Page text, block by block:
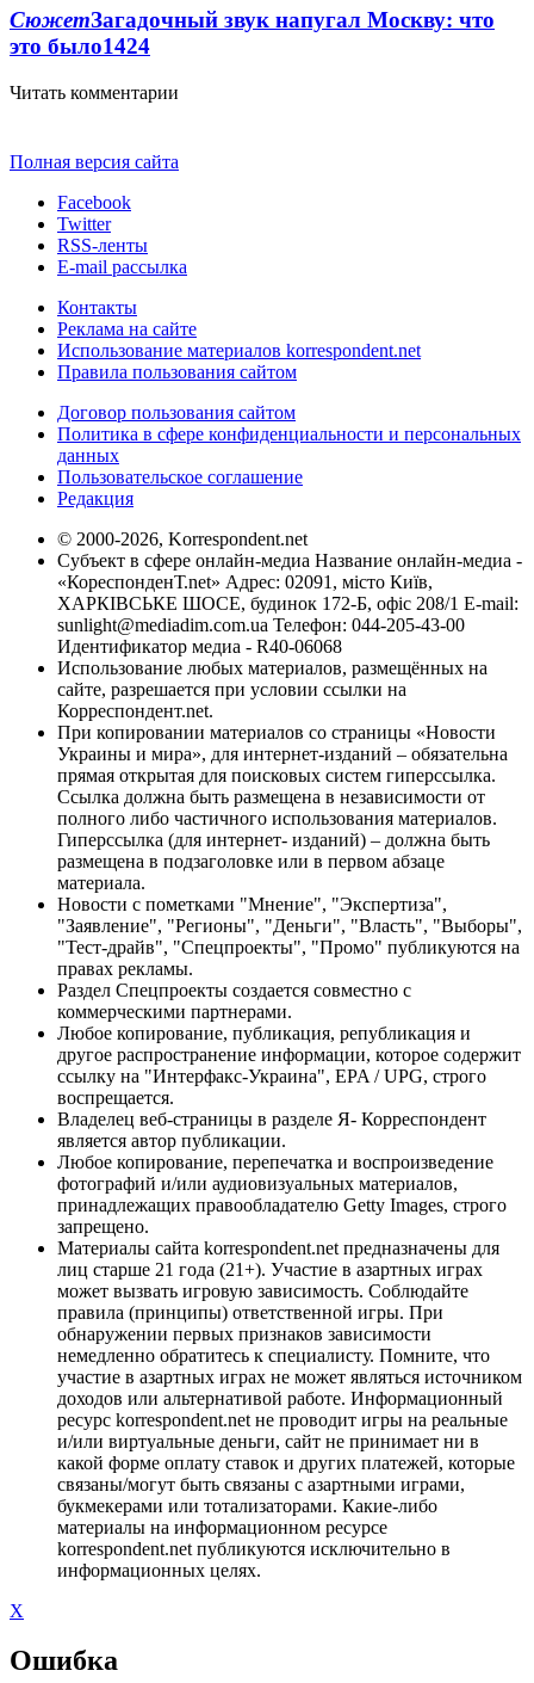
СюжетЗагадочный звук напугал Москву: что
это было1424
Читать комментарии
Полная версия сайта
Facebook
Twitter
RSS-ленты
E-mail рассылка
Контакты
Реклама на сайте
Использование материалов korrespondent.net
Правила пользования сайтом
Договор пользования сайтом
Политика в сфере конфиденциальности и персональных
данных
Пользовательское соглашение
Редакция
© 2000-2026, Korrespondent.net
Субъект в сфере онлайн-медиа Название онлайн-медиа -
«КореспонденТ.net» Адрес: 02091, місто Київ,
ХАРКІВСЬКЕ ШОСЕ, будинок 172-Б, офіс 208/1 E-mail:
sunlight@mediadim.com.ua Телефон: 044-205-43-00
Идентификатор медиа - R40-06068
Использование любых материалов, размещённых на
сайте, разрешается при условии ссылки на
Корреспондент.net.
При копировании материалов со страницы «Новости
Украины и мира», для интернет-изданий – обязательна
прямая открытая для поисковых систем гиперссылка.
Ссылка должна быть размещена в независимости от
полного либо частичного использования материалов.
Гиперссылка (для интернет- изданий) – должна быть
размещена в подзаголовке или в первом абзаце
материала.
Новости с пометками "Мнение", "Экспертиза",
"Заявление", "Регионы", "Деньги", "Власть", "Выборы",
"Тест-драйв", "Спецпроекты", "Промо" публикуются на
правах рекламы.
Раздел Спецпроекты создается совместно с
коммерческими партнерами.
Любое копирование, публикация, републикация и
другое распространение информации, которое содержит
ссылку на "Интерфакс-Украина", EPA / UPG, строго
воспрещается.
Владелец веб-страницы в разделе Я- Корреспондент
является автор публикации.
Любое копирование, перепечатка и воспроизведение
фотографий и/или аудиовизуальных материалов,
принадлежащих правообладателю Getty Images, строго
запрещено.
Материалы сайта korrespondent.net предназначены для
лиц старше 21 года (21+). Участие в азартных играх
может вызвать игровую зависимость. Соблюдайте
правила (принципы) ответственной игры. При
обнаружении первых признаков зависимости
немедленно обратитесь к специалисту. Помните, что
участие в азартных играх не может являться источником
доходов или альтернативой работе. Информационный
ресурс korrespondent.net не проводит игры на реальные
и/или виртуальные деньги, сайт не принимает ни в
какой форме оплату ставок и других платежей, которые
связаны/могут быть связаны с азартными играми,
букмекерами или тотализаторами. Какие-либо
материалы на информационном ресурсе
korrespondent.net публикуются исключительно в
информационных целях.
X
Ошибка